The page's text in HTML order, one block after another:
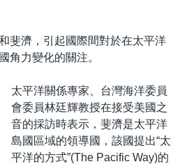
斐濟，引起國際間對於在太平洋
角力變化的關注。
太平洋關係專家、台灣海洋委員
會委員林廷輝教授在接受美國之
音的採訪時表示，斐濟是太平洋
島國區域的領導國，該國提出“太
平洋的方式”(The Pacific Way)的